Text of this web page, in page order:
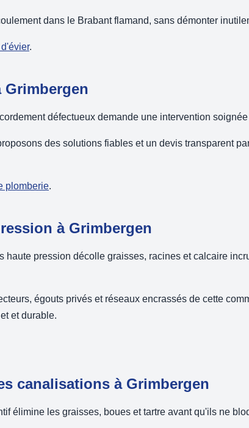
dans le Brabant flamand, sans démonter
.
Grimbergen
défectueux demande une intervention
des solutions fiables et un devis transparent
plomberie.
à Grimbergen
haute pression décolle graisses, racines et calcaire
égouts privés et réseaux encrassés de cette
et durable.
canalisations à Grimbergen
élimine les graisses, boues et tartre avant qu'ils ne